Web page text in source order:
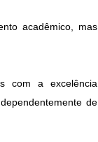
acadêmico, mas
com a excelência
de